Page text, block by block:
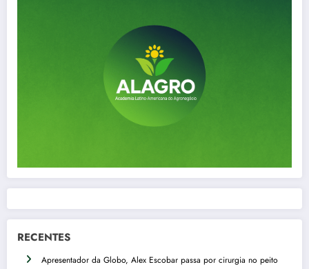
RECENTES
Apresentador da Globo, Alex Escobar passa por cirurgia no peito